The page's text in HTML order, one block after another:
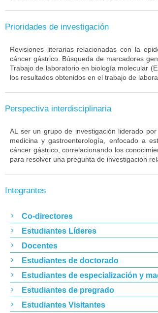
Prioridades de investigación
Revisiones literarias relacionadas con la
cáncer gástrico. Búsqueda de marcadores
Trabajo de laboratorio en biología molecular
los resultados obtenidos en el trabajo de
Perspectiva interdisciplinaria
AL ser un grupo de investigación liderado
medicina y gastroenterología, enfocado a
cáncer gástrico, correlacionando los
para resolver una pregunta de investigación
Integrantes
Co-directores
Estudiantes Líderes
Docentes
Estudiantes de doctorado
Estudiantes de especialización y
Estudiantes de pregrado
Estudiantes Visitantes